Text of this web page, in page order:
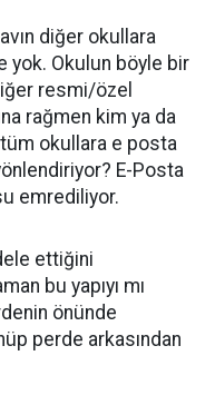
diğer okullara
yok. Okulun böyle bir
resmi/özel
rağmen kim ya da
okullara e posta
E-Posta
emrediliyor.
ettiğini
bu yapıyı mı
önünde
perde arkasından